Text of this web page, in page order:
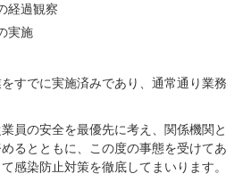
経過観察
実施
すでに実施済みであり、通常通り業務
員の安全を最優先に考え、関係機関と
るとともに、この度の事態を受けてあ
感染防止対策を徹底してまいります。